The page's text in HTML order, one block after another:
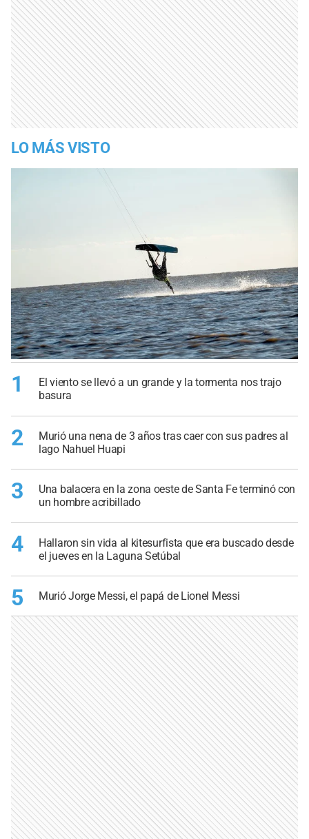
LO MÁS VISTO
1
El viento se llevó a un grande y la tormenta nos trajo
basura
2
Murió una nena de 3 años tras caer con sus padres al
lago Nahuel Huapi
3
Una balacera en la zona oeste de Santa Fe terminó con
un hombre acribillado
4
Hallaron sin vida al kitesurfista que era buscado desde
el jueves en la Laguna Setúbal
5 Murió Jorge Messi, el papá de Lionel Messi